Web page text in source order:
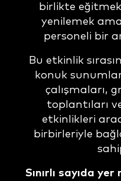
birlikte
yenilemek
personeli bir
Bu etkinlik
konuk
çalışmaları,
toplantıları
etkinlikleri
birbirleriyle
Sınırlı sayıda